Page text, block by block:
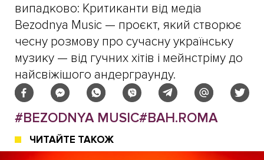
випадково: Критиканти від медіа
Bezodnya Music — проєкт, який створює
чесну розмову про сучасну українську
музику — від гучних хітів і мейнстріму до
найсвіжішого андерграунду.
#BEZODNYA MUSIC#BAH.ROMA
ЧИТАЙТЕ ТАКОЖ